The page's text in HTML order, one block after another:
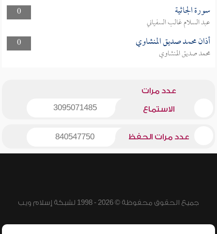
0
سورة الجاثية
عبد السلام غالب السفياني
0
أذان محمد صديق المنشاوي
محمد صديق المنشاوي
عدد مرات
الاستماع 3095071485
عدد مرات الحفظ 840547750
جميع الحقوق محفوظة © 2026 - 1998 لشبكة إسلام ويب